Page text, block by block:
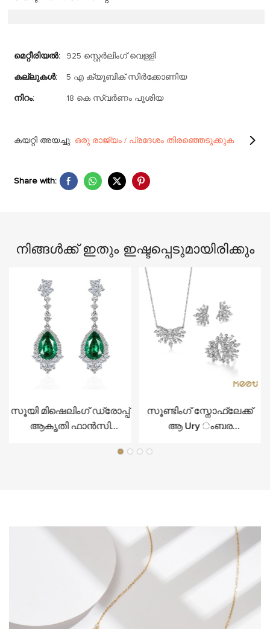
മെറ്റീരിയൽ: 925 സ്റ്റെർലിംഗ് വെള്ളി
കല്ലുകൾ: 5 എ ക്യൂബിക് സിർക്കോണിയ
നിറം: 18 കെ സ്വർണം പൂശിയ
കയറ്റി അയച്ചു: ഒരു രാജ്യം / പ്രദേശം തിരഞ്ഞെടുക്കുക
Share with:
നിങ്ങൾക്ക് ഇതും ഇഷ്ടപ്പെടുമായിരിക്കും
സൂയി മിഷെലിംഗ് ഡ്രോപ്പ്
ആകൃതി ഫാൻസി
സൂണ്ടിംഗ് സ്നോഫ്ലേക്ക്
ആ Ury ംബര